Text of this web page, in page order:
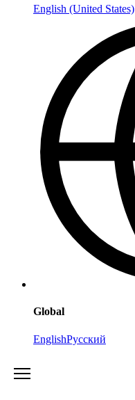
English (United States)
Global
EnglishРусский